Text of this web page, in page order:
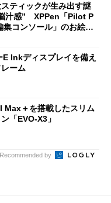
スティックが生み出す謎
汁感” XPPen「Pilot P
集コンソール」のお絵描
Inkディスプレイを備え
ーム
＋を搭載したスリム
「EVO-X3」
Recommended by